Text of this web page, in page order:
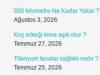
800 kilometre Ne Kadar Yakar ?
Ağustos 3, 2026
Koç erkeği kime aşık olur ?
Temmuz 27, 2026
Titanyum tavalar sağlıklı mıdır ?
Temmuz 25, 2026